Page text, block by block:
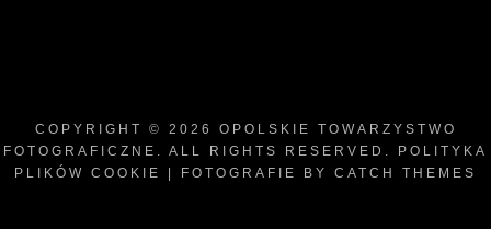
COPYRIGHT © 2026 OPOLSKIE TOWARZYSTWO
FOTOGRAFICZNE . ALL RIGHTS RESERVED.
POLITYKA
PLIKÓW COOKIE
| FOTOGRAFIE BY CATCH THEMES